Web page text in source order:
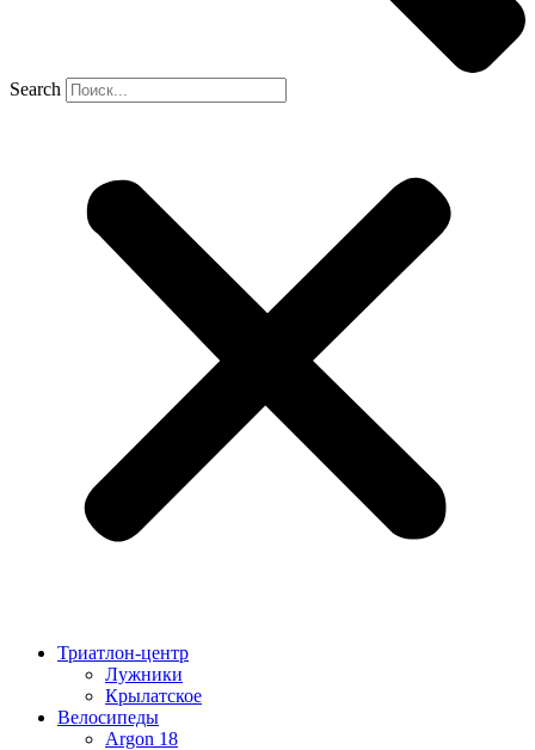
Search
Триатлон-центр
Лужники
Крылатское
Велосипеды
Argon 18